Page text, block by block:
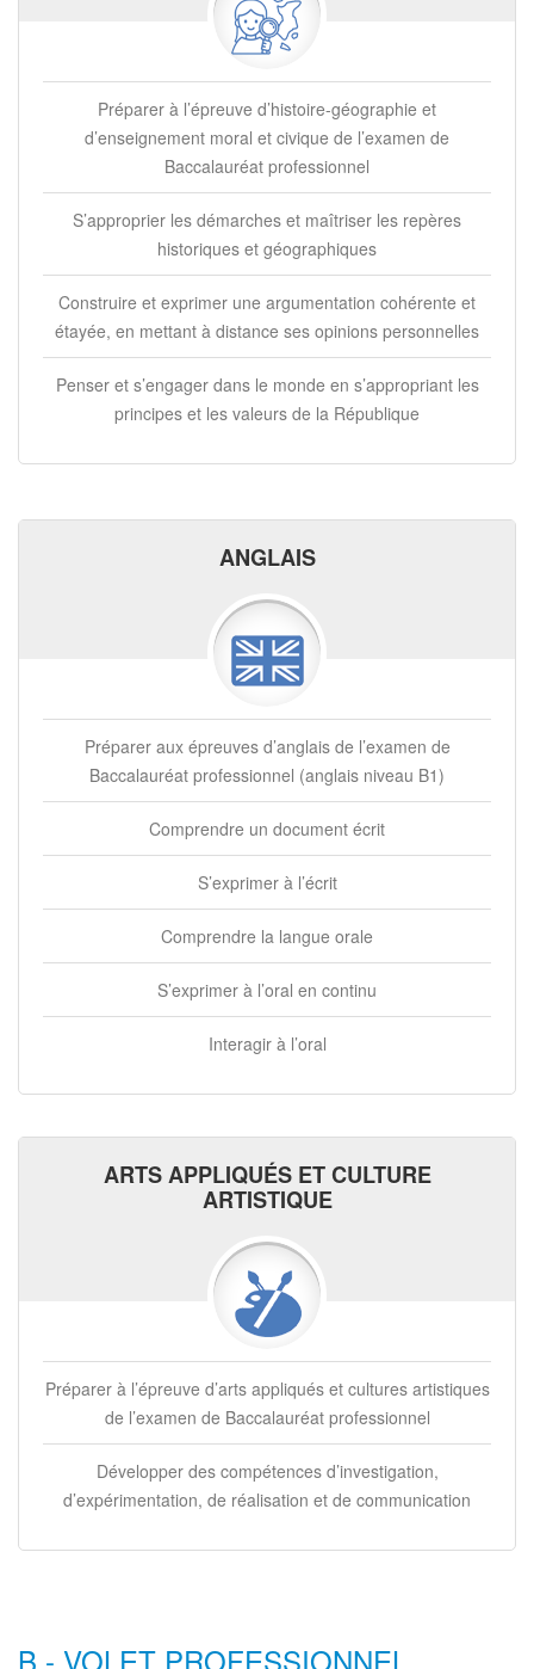
Préparer à l’épreuve d’histoire-géographie et
d’enseignement moral et civique de l’examen de
Baccalauréat professionnel
S’approprier les démarches et maîtriser les repères
historiques et géographiques
Construire et exprimer une argumentation cohérente et
étayée, en mettant à distance ses opinions personnelles
Penser et s’engager dans le monde en s’appropriant les
principes et les valeurs de la République
ANGLAIS
Préparer aux épreuves d’anglais de l’examen de
Baccalauréat professionnel (anglais niveau B1)
Comprendre un document écrit
S’exprimer à l’écrit
Comprendre la langue orale
S’exprimer à l’oral en continu
Interagir à l’oral
ARTS APPLIQUÉS ET CULTURE
ARTISTIQUE
Préparer à l’épreuve d’arts appliqués et cultures artistiques
de l’examen de Baccalauréat professionnel
Développer des compétences d’investigation,
d’expérimentation, de réalisation et de communication
B - VOLET PROFESSIONNEL